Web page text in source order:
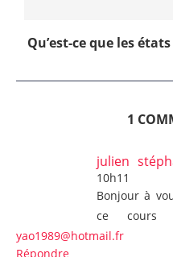
Qu’est-ce que les
1
julien
10h11
Bonjour à
ce
yao1989@hotmail.fr
Répondre